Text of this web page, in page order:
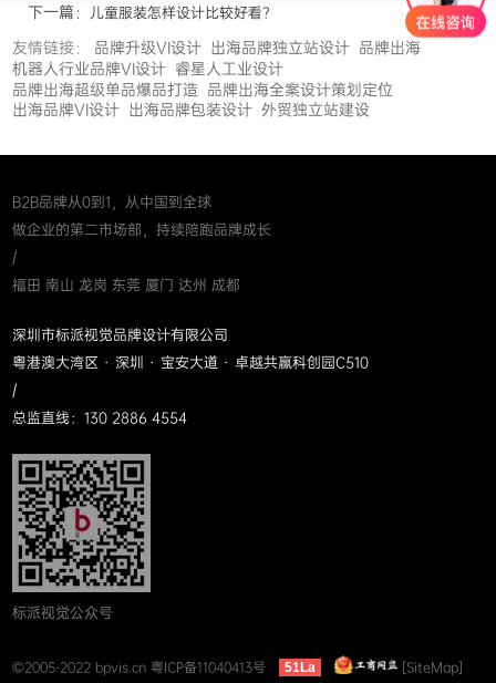
下一篇： 儿童服装怎样设计比较好看？
友情链接： 品牌升级VI设计 出海品牌独立站设计 品牌出海
机器人行业品牌VI设计 睿星人工业设计
品牌出海超级单品爆品打造 品牌出海全案设计策划定位
出海品牌VI设计 出海品牌包装设计 外贸独立站建设
B2B品牌从0到1，从中国到全球
做企业的第二市场部，持续陪跑品牌成长
/
福田 南山 龙岗 东莞 厦门 达州 成都
深圳市标派视觉品牌设计有限公司
粤港澳大湾区 · 深圳 · 宝安大道 · 卓越共赢科创园C510
/
总监直线：130 2886 4554
标派视觉公众号
©2005-2022 bpvis.cn 粤ICP备11040413号 51La
[SiteMap]